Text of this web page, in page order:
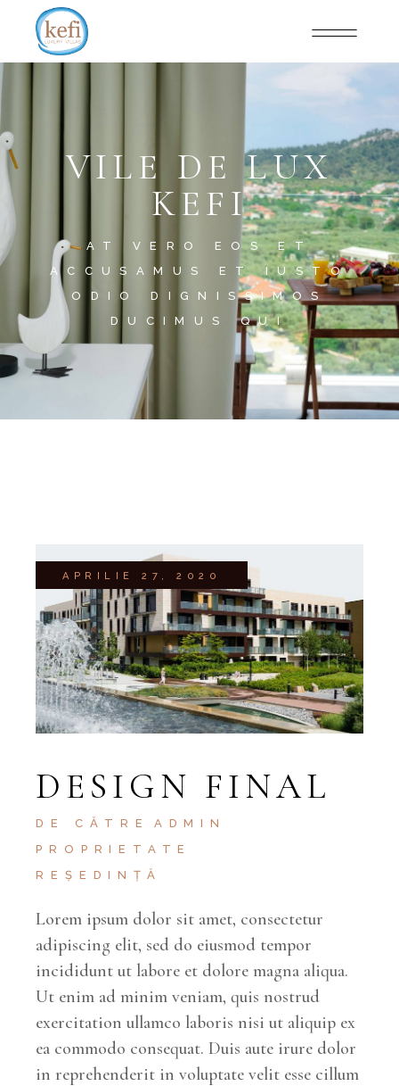
VILE DE LUX
KEFI
AT VERO EOS ET
ACCUSAMUS ET IUSTO
ODIO DIGNISSIMOS
DUCIMUS QUI
APRILIE 27, 2020
DESIGN FINAL
DE CĂTRE
ADMIN
PROPRIETATE
REȘEDINȚĂ
Lorem ipsum dolor sit amet, consectetur
adipiscing elit, sed do eiusmod tempor
incididunt ut labore et dolore magna aliqua.
Ut enim ad minim veniam, quis nostrud
exercitation ullamco laboris nisi ut aliquip ex
ea commodo consequat. Duis aute irure dolor
in reprehenderit in voluptate velit esse cillum